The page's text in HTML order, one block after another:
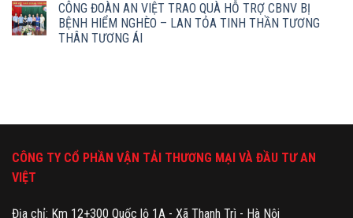
CÔNG ĐOÀN AN VIỆT TRAO QUÀ HỖ TRỢ CBNV BỊ
BỆNH HIỂM NGHÈO – LAN TỎA TINH THẦN TƯƠNG
THÂN TƯƠNG ÁI
CÔNG TY CỔ PHẦN VẬN TẢI THƯƠNG MẠI VÀ ĐẦU TƯ AN
VIỆT
Địa chỉ: Km 12+300 Quốc lộ 1A - Xã Thanh Trì - Hà Nội